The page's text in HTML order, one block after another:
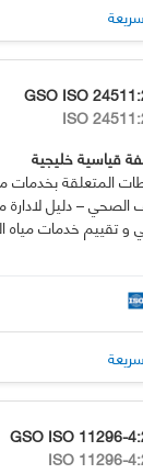
GSO ISO
ISO
قياسية خليجية
المتعلقة بخدمات
الصحي – دليل لادارة
و تقييم خدمات
GSO ISO 11296-
ISO 11296-